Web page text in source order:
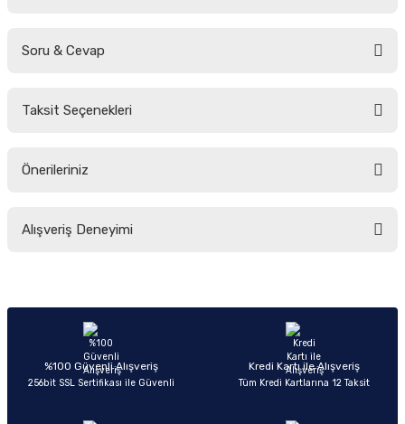
Soru & Cevap
Taksit Seçenekleri
Önerileriniz
yetersiz gördüğünüz noktaları öneri formunu kullanarak tarafımıza
Ürün açıklamasında eksik bilgiler bulunuyor.
Ürün bilgilerinde hatalar bulunuyor.
Ürün fiyatı diğer sitelerden daha pahalı.
Alışveriş Deneyimi
Sitemize ilk yorumu siz yapın!
%100 Güvenli Alışveriş
256bit SSL Sertifikası ile Güvenli
Kredi Kartı ile Alışveriş
Tüm Kredi Kartlarına 12 Taksit